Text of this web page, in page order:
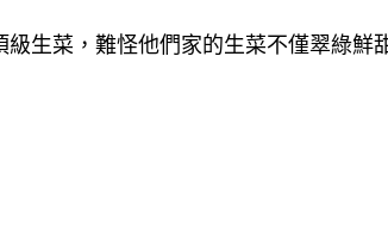
生菜，難怪他們家的生菜不僅翠綠鮮